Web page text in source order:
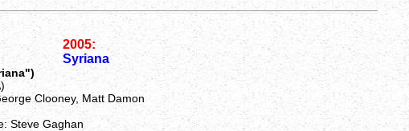
2005:
Syriana
Clooney, Matt Damon
Steve Gaghan